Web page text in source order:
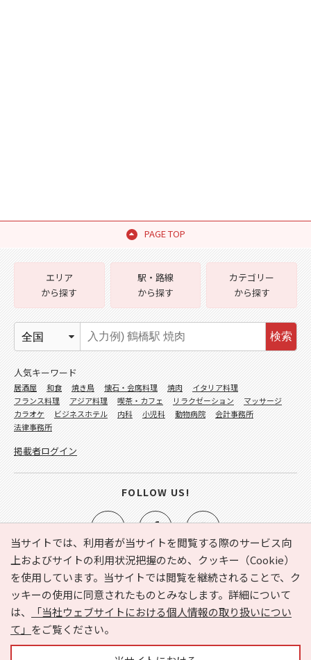
PAGE TOP
当サイトでは、利用者が当サイトを閲覧する際のサービス向
上およびサイトの利用状況把握のため、クッキー（Cookie）
を使用しています。当サイトでは閲覧を継続されることで、ク
ッキーの使用に同意されたものとみなします。詳細について
は、
「当社ウェブサイトにおける個人情報の取り扱いについ
て」 をご覧ください。
e-NAVITA（イーナビタ）とは？ お気に入り
ヘルプ
利用規約
個人情報の取り扱いについて
運営会社
サイトマップ
広告掲載に関するお問い合わせ
エリア
から探す
駅・路線
から探す
カテゴリー
から探す
検索
人気キーワード
居酒屋 和食 焼き鳥 懐石・会席料理 焼肉
イタリア料理
フランス料理
アジア料理 喫茶・カフェ リラクゼーション
マッサージ
カラオケ
ビジネスホテル 内科 小児科 動物病院
会計事務所
法律事務所
掲載者ログイン
FOLLOW US!